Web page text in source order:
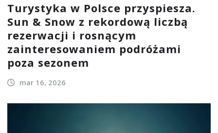
Turystyka w Polsce przyspiesza.
Sun & Snow z rekordową liczbą
rezerwacji i rosnącym
zainteresowaniem podróżami
poza sezonem
mar 16, 2026